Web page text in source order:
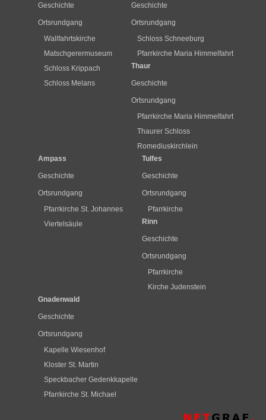
Geschichte
Ortsrundgang
Wallfahrtskirche
Matschgerermuseum
Schloss Krippach
Schloss Melans
Geschichte
Ortsrundgang
Schloss Schneeburg
Pfarrkirche Maria Himmelfahrt
Thaur
Geschichte
Ortsrundgang
Pfarrkirche Maria Himmelfahrt
Thaurer Schloss
Romediuskirchlein
Ampass
Geschichte
Ortsrundgang
Pfarrkirche St. Johannes
Viertelsäule
Tulfes
Geschichte
Ortsrundgang
Pfarrkirche
Rinn
Geschichte
Ortsrundgang
Pfarrkirche
Kirche Judenstein
Gnadenwald
Geschichte
Ortsrundgang
Kapelle Wiesenhof
Kloster St. Martin
Speckbacher Gedenkkapelle
Pfarrkirche St. Michael